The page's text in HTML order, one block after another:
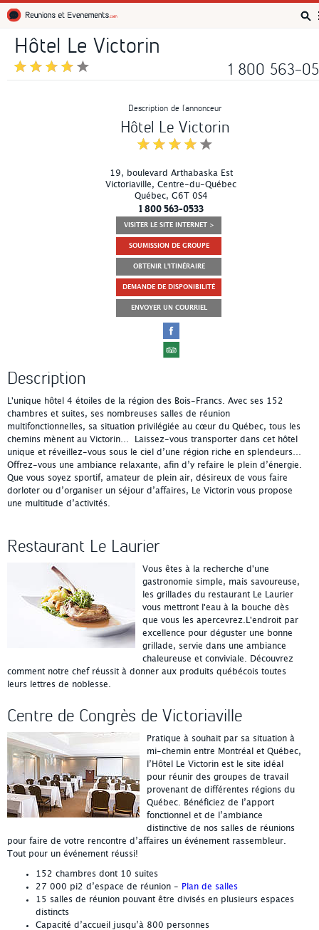
Hôtel Le Victorin
1 800 563-
Description de l’annonceur
Hôtel Le Victorin
19, boulevard Arthabaska Est
Victoriaville, Centre-du-Québec
Québec, G6T 0S4
1 800 563-0533
VISITER LE SITE INTERNET >
SOUMISSION DE GROUPE
OBTENIR L'ITINÉRAIRE
DEMANDE DE DISPONIBILITÉ
ENVOYER UN COURRIEL
Description
L'unique hôtel 4 étoiles de la région des Bois-Francs. Avec ses 152
chambres et suites, ses nombreuses salles de réunion
multifonctionnelles, sa situation privilégiée au cœur du Québec, tous les
chemins mènent au Victorin… Laissez-vous transporter dans cet hôtel
unique et réveillez-vous sous le ciel d’une région riche en splendeurs…
Offrez-vous une ambiance relaxante, afin d’y refaire le plein d’énergie.
Que vous soyez sportif, amateur de plein air, désireux de vous faire
dorloter ou d’organiser un séjour d’affaires, Le Victorin vous propose
une multitude d’activités.
Restaurant Le Laurier
Vous êtes à la recherche d'une
gastronomie simple, mais savoureuse,
les grillades du restaurant Le Laurier
vous mettront l'eau à la bouche dès
que vous les apercevrez.L'endroit par
excellence pour déguster une bonne
grillade, servie dans une ambiance
chaleureuse et conviviale. Découvrez
comment notre chef réussit à donner aux produits québécois toutes
leurs lettres de noblesse.
Centre de Congrès de Victoriaville
Pratique à souhait par sa situation à
mi-chemin entre Montréal et Québec,
l’Hôtel Le Victorin est le site idéal
pour réunir des groupes de travail
provenant de différentes régions du
Québec. Bénéficiez de l’apport
fonctionnel et de l’ambiance
distinctive de nos salles de réunions
pour faire de votre rencontre d’affaires un événement rassembleur.
Tout pour un événement réussi!
152 chambres dont 10 suites
27 000 pi2 d’espace de réunion - Plan de salles
15 salles de réunion pouvant être divisés en plusieurs espaces
distincts
Capacité d’accueil jusqu’à 800 personnes